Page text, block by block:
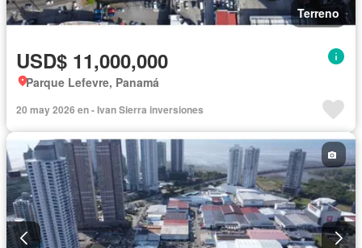
Terreno
USD$ 11,000,000
Parque Lefevre, Panamá
20 may 2026 en - Ivan Sierra inversiones